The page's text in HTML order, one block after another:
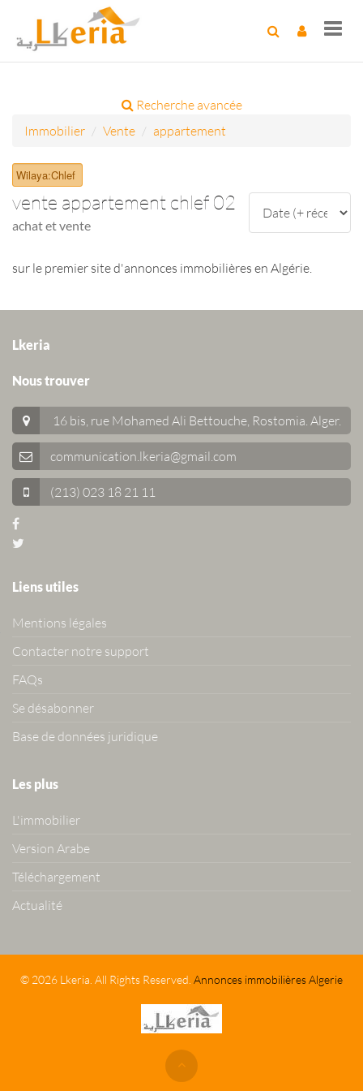
Recherche avancée
Immobilier
Vente appartement
Wilaya:Chlef
vente appartement chlef 02
achat et vente
sur le premier site d'annonces immobilières en Algérie.
Lkeria
Nous trouver
16 bis, rue Mohamed Ali Bettouche, Rostomia. Alger.
communication.lkeria@gmail.com
(213) 023 18 21 11
Liens utiles
Mentions légales
Contacter notre support
FAQs
Se désabonner
Base de données juridique
Les plus
L'immobilier
Version Arabe
Téléchargement
Actualité
© 2026 Lkeria. All Rights Reserved. Annonces immobilières Algerie